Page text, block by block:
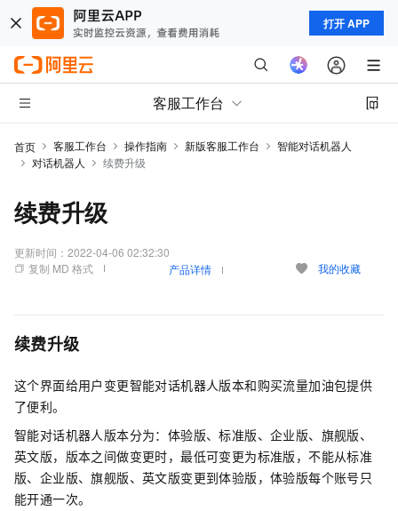
打开 APP
客服工作台
首页 客服工作台 操作指南 新版客服工作台
智能对话机器人
对话机器人
续费升级
续费升级
更新时间： 2022-04-06 02:32:30
复制 MD 格式
产品详情 我的收藏
续费升级
这个界面给用户变更智能对话机器人版本和购买流量加油包提供
了便利。
智能对话机器人版本分为：体验版、标准版、企业版、旗舰版、
英文版，版本之间做变更时，最低可变更为标准版，不能从标准
版、企业版、旗舰版、英文版变更到体验版，体验版每个账号只
能开通一次。